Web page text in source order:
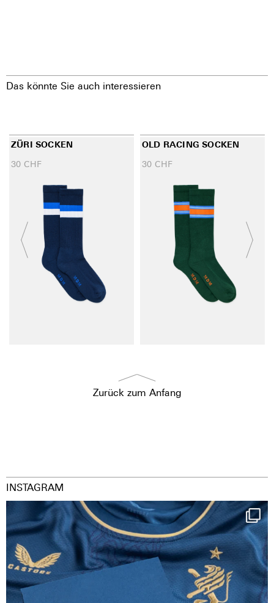
Das könnte Sie auch interessieren
ZÜRI SOCKEN
30 CHF
OLD RACING SOCKEN
30 CHF
Zurück zum Anfang
INSTAGRAM
Happy Birthday FCZ
130 years filled ...
126
3